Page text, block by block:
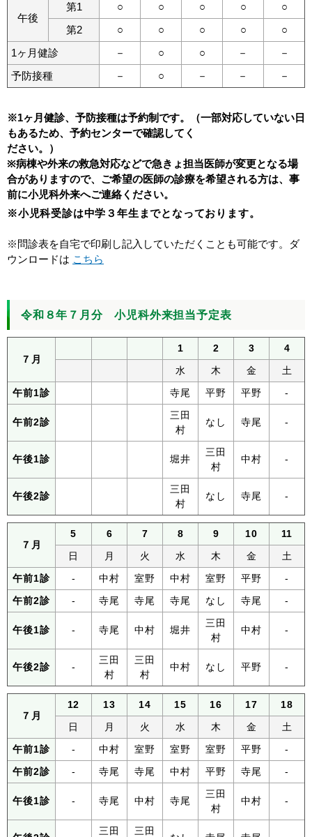
午後
第1 ○ ○ ○ ○
○
第2
○ ○ ○ ○
○
1ヶ月健診
－ ○ ○ －
－
予防接種
－ ○ － － －
※1ヶ月健診、予防接種は予約制です。（一部対応していない日
もあるため、予約センターで確認してく
ださい。）
※病棟や外来の救急対応などで急きょ担当医師が変更となる場
合がありますので、ご希望の医師の診療を希望される方は、事
前に小児科外来へご連絡ください。
※小児科受診は中学３年生までとなっております。
※問診表を自宅で印刷し記入していただくことも可能です。ダ
ウンロードは こちら
令和８年７月分 小児科外来担当予定表
７月
1 2 3
4
水
木 金
土
午前1診
寺尾 平野 平野 -
午前2診
三田
村
なし 寺尾 -
午後1診 堀井
三田
村
中村 -
午後2診
三田
村
なし 寺尾 -
７月
5 6 7 8 9 10
11
日
月 火 水 木 金
土
午前1診
- 中村 室野 中村 室野 平野
-
午前2診
- 寺尾 寺尾 寺尾 なし 寺尾 -
午後1診 - 寺尾 中村 堀井
三田
村
中村 -
午後2診 -
三田
村
三田
村
中村 なし 平野 -
７月
12 13 14 15 16 17
18
日
月 火 水 木 金
土
午前1診
- 中村 室野 室野 室野 平野
-
午前2診
- 寺尾 寺尾 中村 平野 寺尾 -
午後1診 - 寺尾 中村 寺尾
三田
村
中村 -
三田 三田